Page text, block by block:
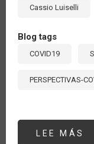
Cassio Luiselli
Blog tags
COVID19
PERSPECTIVAS-
LEE MÁS